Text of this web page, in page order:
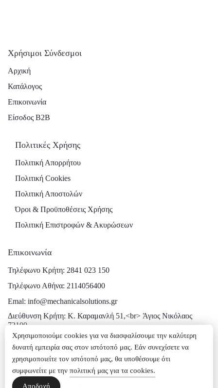
Χρήσιμοι Σύνδεσμοι
Αρχική
Κατάλογος
Επικοινωνία
Είσοδος B2B
Πολιτικές Χρήσης
Πολιτική Απορρήτου
Πολιτική Cookies
Πολιτική Αποστολών
Όροι & Προϋποθέσεις Χρήσης
Πολιτική Επιστροφών & Ακυρώσεων
Επικοινωνία
Τηλέφωνο Κρήτη: 2841 023 150
Τηλέφωνο Αθήνα: 2114056400
Emal: info@mechanicalsolutions.gr
Διεύθυνση Κρήτη: Κ. Καραμανλή 51,<br> Άγιος Νικόλαος
72100
Διεύθυνση Αθήνα: Ρήγα Φεραίου 16,<br> Μεταμόρφωση 144
52
Χρησιμοποιούμε cookies για να διασφαλίσουμε την καλύτερη
δυνατή εμπειρία σας στον ιστότοπό μας. Εάν συνεχίσετε να
χρησιμοποιείτε τον ιστότοπό μας, θα υποθέσουμε ότι
συμφωνείτε με την πολιτική μας για τα cookies.
Αποδοχή